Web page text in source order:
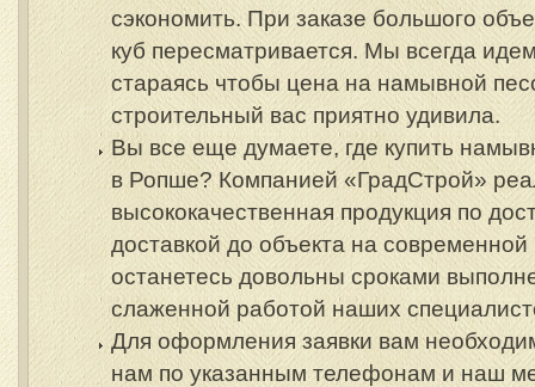
сэкономить. При заказе большого
куб пересматривается. Мы всегда
стараясь чтобы цена на намывной
строительный вас приятно удивила.
Вы все еще думаете, где купить
в Ропше? Компанией «ГрадСтрой»
высококачественная продукция по
доставкой до объекта на
останетесь довольны сроками
слаженной работой наших
Для оформления заявки вам
нам по указанным телефонам и наш